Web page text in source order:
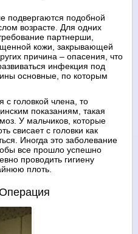
подвергаются подобной
возрасте. Для одних
партнерши,
кожи, закрывающей
причина – опасения, что
инфекция под
основные, по которым
с головкой члена, то
показаниям, такая
У мальчиков, которые
свисает с головки как
Иногда это заболевание
все прошло успешно
проводить гигиену
плоть.